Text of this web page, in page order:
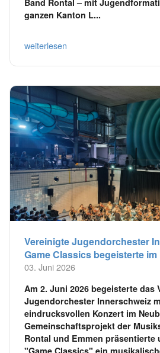
Band Rontal – mit
ganzen Kanton L...
weiterlesen
Vereinigte Jugendorchester
Game Classics begeisterte
03. Juni 2026
Am 2. Juni 2026 begeisterte das
Jugendorchester Innerschweiz
eindrucksvollen Konzert im
Gemeinschaftsprojekt der
Rontal und Emmen präsentierte
"Game Classics" ein